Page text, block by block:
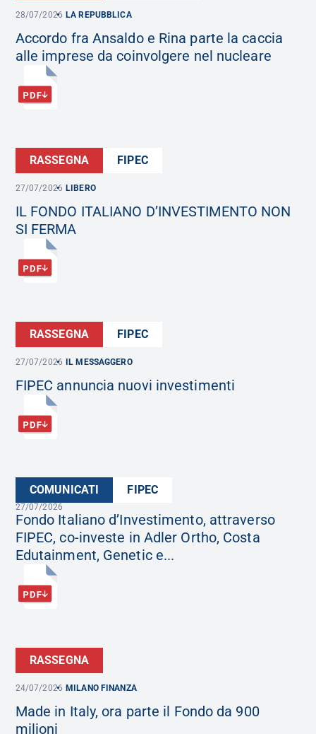
28/07/2026 LA REPUBBLICA
Accordo fra Ansaldo e Rina parte la caccia
alle imprese da coinvolgere nel nucleare
RASSEGNA FIPEC
27/07/2026 LIBERO
IL FONDO ITALIANO D’INVESTIMENTO NON
SI FERMA
RASSEGNA FIPEC
27/07/2026 IL MESSAGGERO
FIPEC annuncia nuovi investimenti
COMUNICATI FIPEC
27/07/2026
Fondo Italiano d’Investimento, attraverso
FIPEC, co-investe in Adler Ortho, Costa
Edutainment, Genetic e...
RASSEGNA
24/07/2026 MILANO FINANZA
Made in Italy, ora parte il Fondo da 900
milioni